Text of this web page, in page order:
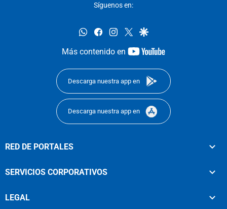
Síguenos en:
whatsappfacebookinstagram
twittergoogle
Más contenido en
youtube-
Descarga nuestra app en
Descarga nuestra app en
RED DE PORTALES
SERVICIOS CORPORATIVOS
LEGAL